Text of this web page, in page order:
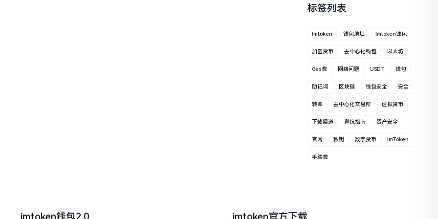
标签列表
Imtoken 钱包地址 Imtoken钱包
加密货币 去中心化钱包 以太坊
Gas费 网络问题 USDT 钱包
助记词 区块链 钱包安全 安全
转账 去中心化交易所 虚拟货币
下载渠道 避坑指南 资产安全
官网 私钥 数字货币 ImToken
手续费